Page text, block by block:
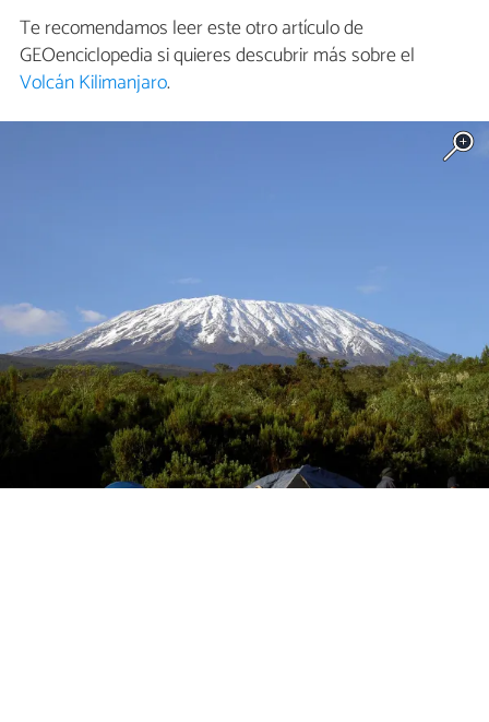
Te recomendamos leer este otro artículo de
GEOenciclopedia si quieres descubrir más sobre el
Volcán Kilimanjaro.